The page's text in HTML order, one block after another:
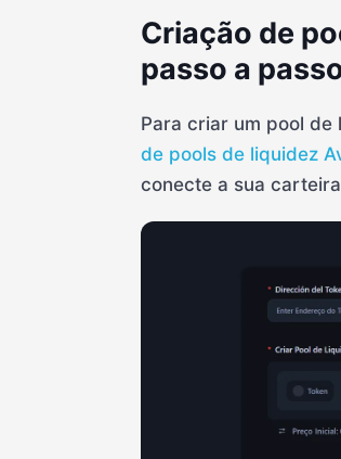
Criação de
passo a
Para criar um pool de
de pools de liquidez
conecte a sua